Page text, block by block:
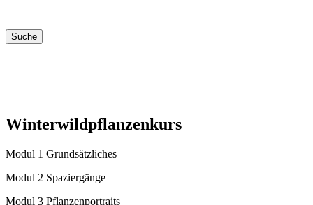
Suche
Winterwildpflanzenkurs
Modul 1 Grundsätzliches
Modul 2 Spaziergänge
Modul 3 Pflanzenportraits